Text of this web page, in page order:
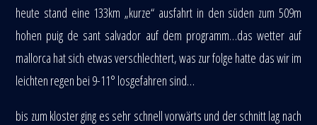
heute stand eine 133km „kurze“ ausfahrt in den süden zum 509m
hohen puig de sant salvador auf dem programm…das wetter auf
mallorca hat sich etwas verschlechtert, was zur folge hatte das wir im
leichten regen bei 9-11° losgefahren sind…
bis zum kloster ging es sehr schnell vorwärts und der schnitt lag nach